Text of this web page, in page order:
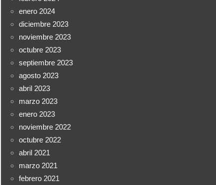
enero 2024
diciembre 2023
noviembre 2023
octubre 2023
septiembre 2023
agosto 2023
abril 2023
marzo 2023
enero 2023
noviembre 2022
octubre 2022
abril 2021
marzo 2021
febrero 2021